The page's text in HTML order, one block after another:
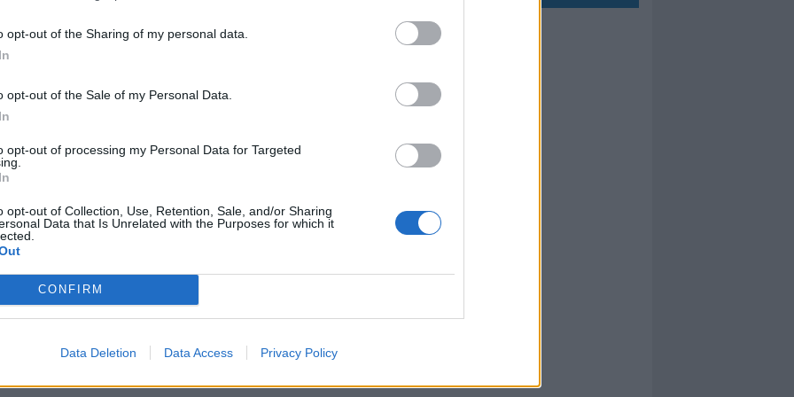
opt-out of the Sharing of my personal data.
opt-out of the Sale of my Personal Data.
opt-out of processing my Personal Data for Targeted
opt-out of Collection, Use, Retention, Sale, and/or Sharing
Data that Is Unrelated with the Purposes for which it
CONFIRM
Data Deletion Data Access Privacy Policy
io non condivido tante cose che fa la
d'accordo con lei che riarmarsi senza
non va bene ma siamo lì a
loro, siamo molto legati". Giorgia Meloni
Europa e ha detto chiaramente che la
è cambiata. A sottolinearlo è la
studio di La7. "Non c'è più questa
"Non c'è mai stata" ribatte la
E Sallusti affonda: "Non possiamo fare la
dichiara riferendosi al caso della Ong
in mare. "Se ne discute da quattro
già arrivati in Germania: è una
- tuona il direttore - Sono princìpi che
anche un elettore di sinistra". E in
silenzio.